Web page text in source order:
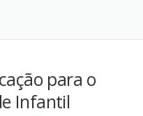
para o
Infantil